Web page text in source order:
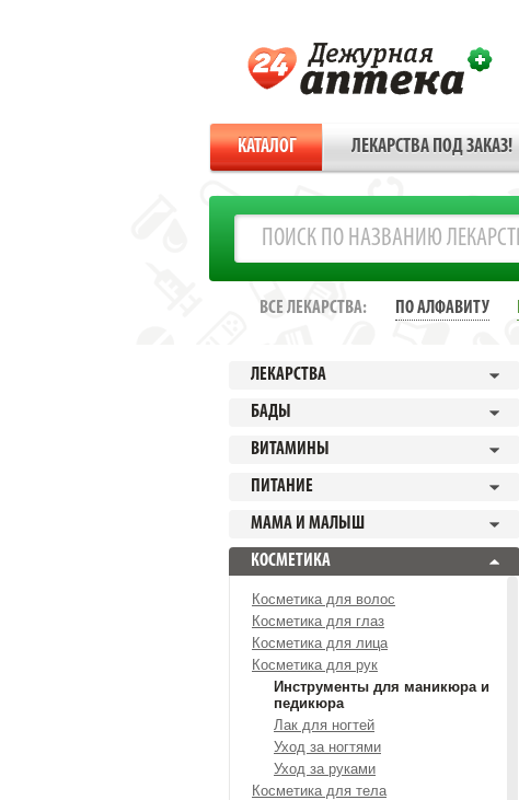
КАТАЛОГ ЛЕКАРСТВА ПОД ЗАКАЗ!
ВСЕ ЛЕКАРСТВА: ПО АЛФАВИТУ
ЛЕКАРСТВА
БАДЫ
ВИТАМИНЫ
ПИТАНИЕ
МАМА И МАЛЫШ
КОСМЕТИКА
Косметика для волос
Косметика для глаз
Косметика для лица
Косметика для рук
Инструменты для маникюра и
педикюра
Лак для ногтей
Уход за ногтями
Уход за руками
Косметика для тела